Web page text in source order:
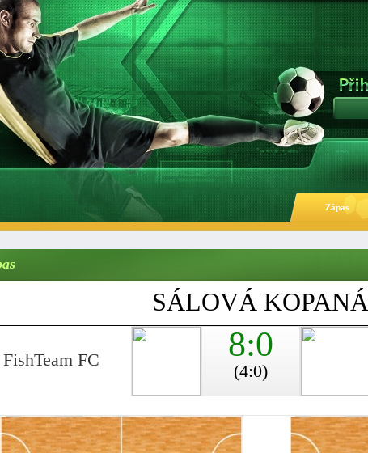
Zápas
SÁLOVÁ KOPANÁ
FishTeam FC 8:0
(4:0)